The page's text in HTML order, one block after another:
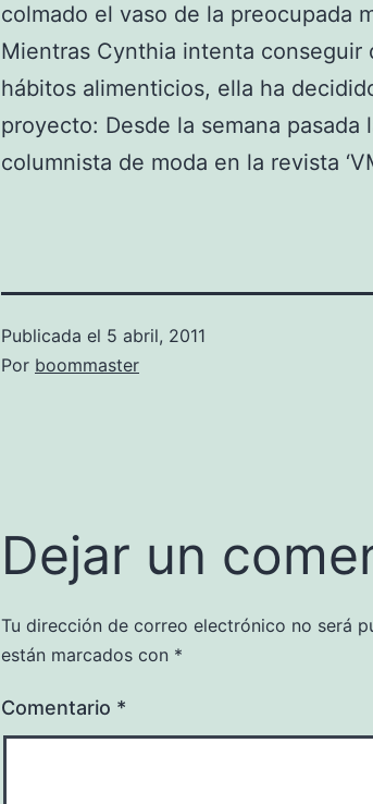
colmado el vaso de la preocupada
Mientras Cynthia intenta conseguir
hábitos alimenticios, ella ha
proyecto: Desde la semana
columnista de moda en la revista
Publicada el 5 abril, 2011
Por boommaster
Dejar un
Tu dirección de correo electrónico no será
están marcados con *
Comentario *